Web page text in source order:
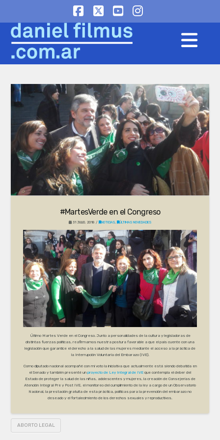
Facebook
X YouTube
Instagram
#MartesVerde en el Congreso
31 JULIO, 2018 NOTICIAS, ÚLTIMAS NOVEDADES
Último Martes Verde en el Congreso. Junto a personalidades de la cultura y legisladoras de
distintas fuerzas políticas, reafirmamos nuestra postura favorable a que el país cuente con una
legislación que garantice el derecho a la salud de las mujeres mediante el acceso a la práctica de
la Interrupción Voluntaria del Embarazo (IVE).
Como diputado nacional acompañé con mi voto la iniciativa que actualmente está siendo debatida en
el Senado y también presenté un proyecto de Ley Integral de IVE que contempla el deber del
Estado de proteger la salud de las niñas, adolescentes y mujeres, la creación de Consejerías de
Atención Integral Pre y Post IVE, el monitoreo del cumplimiento de la ley a cargo de un Observatorio
Nacional, la prestación gratuita de esta práctica, políticas para la prevención del embarazo no
deseado y el fortalecimiento de los derechos sexuales y reproductivos.
ABORTO LEGAL